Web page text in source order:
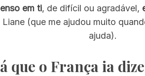
em ti, de difícil ou agradável,
Liane (que me ajudou muito
ajuda).
que o França ia